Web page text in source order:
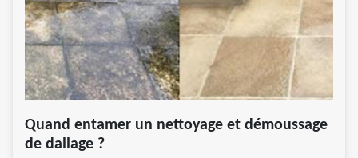
Quand entamer un nettoyage et démoussage
de dallage ?